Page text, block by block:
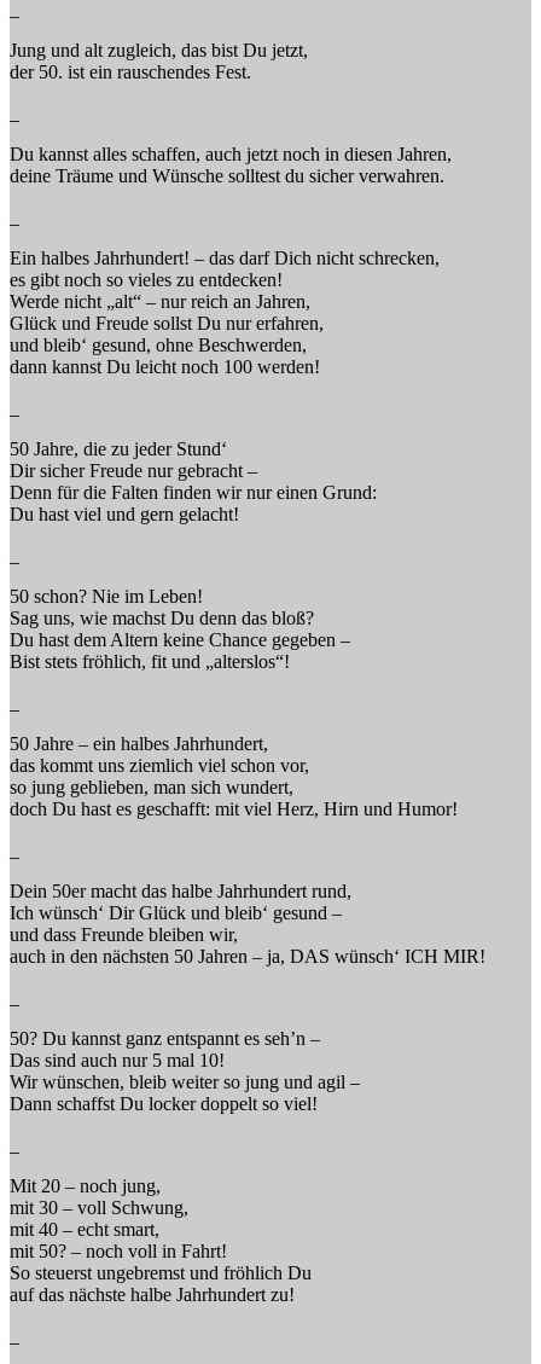
Jung und alt zugleich, das bist Du jetzt,
der 50. ist ein rauschendes Fest.
Du kannst alles schaffen, auch jetzt noch in diesen Jahren,
deine Träume und Wünsche solltest du sicher verwahren.
Ein halbes Jahrhundert! – das darf Dich nicht schrecken,
es gibt noch so vieles zu entdecken!
Werde nicht „alt“ – nur reich an Jahren,
Glück und Freude sollst Du nur erfahren,
und bleib‘ gesund, ohne Beschwerden,
dann kannst Du leicht noch 100 werden!
50 Jahre, die zu jeder Stund‘
Dir sicher Freude nur gebracht –
Denn für die Falten finden wir nur einen Grund:
Du hast viel und gern gelacht!
50 schon? Nie im Leben!
Sag uns, wie machst Du denn das bloß?
Du hast dem Altern keine Chance gegeben –
Bist stets fröhlich, fit und „alterslos“!
50 Jahre – ein halbes Jahrhundert,
das kommt uns ziemlich viel schon vor,
so jung geblieben, man sich wundert,
doch Du hast es geschafft: mit viel Herz, Hirn und Humor!
Dein 50er macht das halbe Jahrhundert rund,
Ich wünsch‘ Dir Glück und bleib‘ gesund –
und dass Freunde bleiben wir,
auch in den nächsten 50 Jahren – ja, DAS wünsch‘ ICH MIR!
50? Du kannst ganz entspannt es seh’n –
Das sind auch nur 5 mal 10!
Wir wünschen, bleib weiter so jung und agil –
Dann schaffst Du locker doppelt so viel!
Mit 20 – noch jung,
mit 30 – voll Schwung,
mit 40 – echt smart,
mit 50? – noch voll in Fahrt!
So steuerst ungebremst und fröhlich Du
auf das nächste halbe Jahrhundert zu!